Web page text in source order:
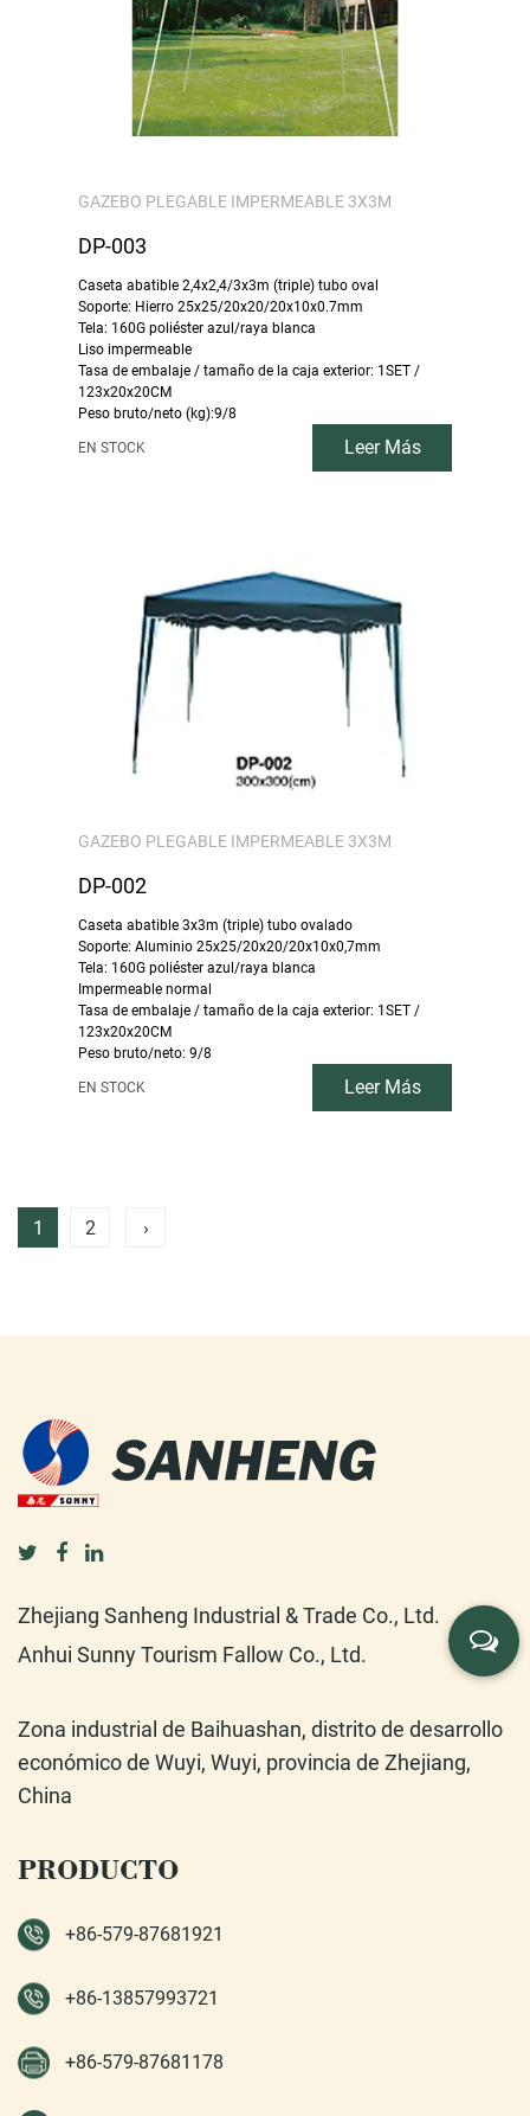
GAZEBO PLEGABLE IMPERMEABLE 3X3M
DP-003
Caseta abatible 2,4x2,4/3x3m (triple) tubo oval
Soporte: Hierro 25x25/20x20/20x10x0.7mm
Tela: 160G poliéster azul/raya blanca
Liso impermeable
Tasa de embalaje / tamaño de la caja exterior: 1SET /
123x20x20CM
Peso bruto/neto (kg):9/8
EN STOCK Leer Más
GAZEBO PLEGABLE IMPERMEABLE 3X3M
DP-002
Caseta abatible 3x3m (triple) tubo ovalado
Soporte: Aluminio 25x25/20x20/20x10x0,7mm
Tela: 160G poliéster azul/raya blanca
Impermeable normal
Tasa de embalaje / tamaño de la caja exterior: 1SET /
123x20x20CM
Peso bruto/neto: 9/8
EN STOCK Leer Más
1 2 ›
Zhejiang Sanheng Industrial & Trade Co., Ltd.
Anhui Sunny Tourism Fallow Co., Ltd.
Zona industrial de Baihuashan, distrito de desarrollo
económico de Wuyi, Wuyi, provincia de Zhejiang,
China
PRODUCTO
+86-579-87681921
+86-13857993721
+86-579-87681178